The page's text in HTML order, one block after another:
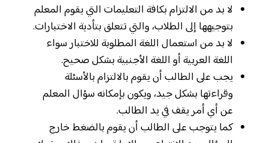
لا بد من الالتزام بكافة التعليمات التي يقوم المعلم
بتوجيهها إلى الطلاب، والتي تتعلق بتأدية الاختبارات.
لا بد من استعمال اللغة المطلوبة للاختبار سواء
اللغة العربية أو اللغة الأجنبية بشكل صحيح.
يجب على الطالب أن يقوم بالالتزام بالأسئلة
وقراءتها بشكل جيد، ويكون بإمكانه سؤال المعلم
عن أي أمر يقف في يد الطالب.
كما يتوجب على الطالب أن يقوم بالضغط خارج